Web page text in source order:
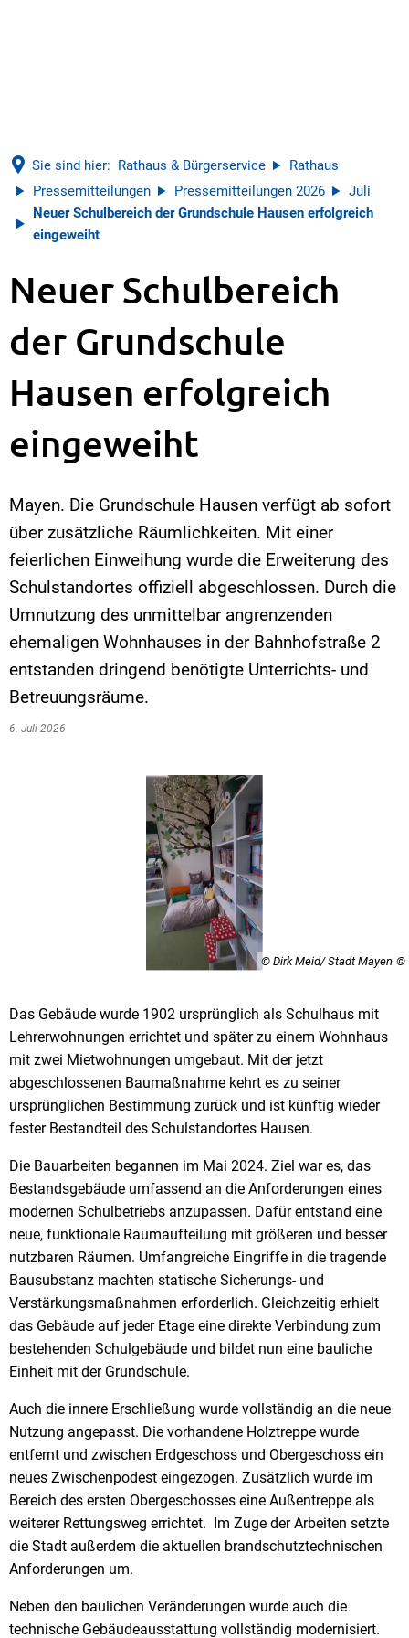
Sie sind hier: Rathaus & Bürgerservice
Rathaus
Pressemitteilungen
Pressemitteilungen 2026
Juli
Neuer Schulbereich der Grundschule Hausen erfolgreich
eingeweiht
Neuer Schulbereich
der Grundschule
Hausen erfolgreich
eingeweiht
Mayen. Die Grundschule Hausen verfügt ab sofort
über zusätzliche Räumlichkeiten. Mit einer
feierlichen Einweihung wurde die Erweiterung des
Schulstandortes offiziell abgeschlossen. Durch die
Umnutzung des unmittelbar angrenzenden
ehemaligen Wohnhauses in der Bahnhofstraße 2
entstanden dringend benötigte Unterrichts- und
Betreuungsräume.
6. Juli 2026
© Dirk Meid/ Stadt Mayen
Das Gebäude wurde 1902 ursprünglich als Schulhaus mit
Lehrerwohnungen errichtet und später zu einem Wohnhaus
mit zwei Mietwohnungen umgebaut. Mit der jetzt
abgeschlossenen Baumaßnahme kehrt es zu seiner
ursprünglichen Bestimmung zurück und ist künftig wieder
fester Bestandteil des Schulstandortes Hausen.
Die Bauarbeiten begannen im Mai 2024. Ziel war es, das
Bestandsgebäude umfassend an die Anforderungen eines
modernen Schulbetriebs anzupassen. Dafür entstand eine
neue, funktionale Raumaufteilung mit größeren und besser
nutzbaren Räumen. Umfangreiche Eingriffe in die tragende
Bausubstanz machten statische Sicherungs- und
Verstärkungsmaßnahmen erforderlich. Gleichzeitig erhielt
das Gebäude auf jeder Etage eine direkte Verbindung zum
bestehenden Schulgebäude und bildet nun eine bauliche
Einheit mit der Grundschule.
Auch die innere Erschließung wurde vollständig an die neue
Nutzung angepasst. Die vorhandene Holztreppe wurde
entfernt und zwischen Erdgeschoss und Obergeschoss ein
neues Zwischenpodest eingezogen. Zusätzlich wurde im
Bereich des ersten Obergeschosses eine Außentreppe als
weiterer Rettungsweg errichtet. Im Zuge der Arbeiten setzte
die Stadt außerdem die aktuellen brandschutztechnischen
Anforderungen um.
Neben den baulichen Veränderungen wurde auch die
technische Gebäudeausstattung vollständig modernisiert.